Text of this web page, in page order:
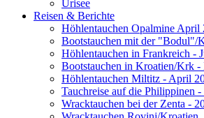
Urisee
Reisen & Berichte
Höhlentauchen Opalmine April
Bootstauchen mit der "Bodul"/
Höhlentauchen in Frankreich -
Bootstauchen in Kroatien/Krk -
Höhlentauchen Miltitz - April
Tauchreise auf die Philippinen
Wracktauchen bei der Zenta -